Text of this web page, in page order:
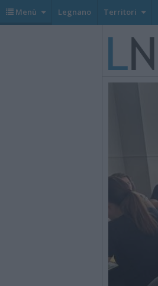
Menù Legnano Territori